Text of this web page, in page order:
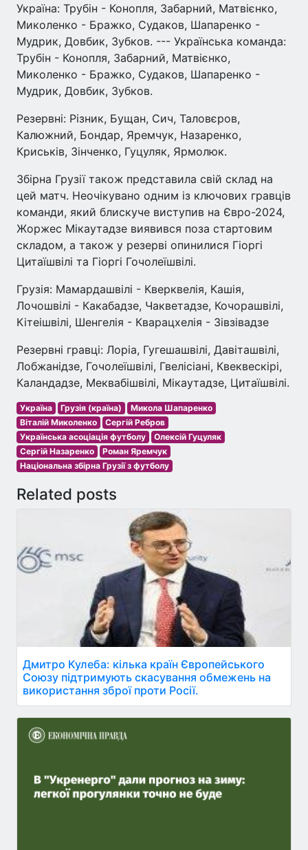
Україна: Трубін - Конопля, Забарний, Матвієнко,
Миколенко - Бражко, Судаков, Шапаренко -
Мудрик, Довбик, Зубков. --- Українська команда:
Трубін - Конопля, Забарний, Матвієнко,
Миколенко - Бражко, Судаков, Шапаренко -
Мудрик, Довбик, Зубков.
Резервні: Різник, Бущан, Сич, Таловєров,
Калюжний, Бондар, Яремчук, Назаренко,
Криськів, Зінченко, Гуцуляк, Ярмолюк.
Збірна Грузії також представила свій склад на
цей матч. Неочікувано одним із ключових гравців
команди, який блискуче виступив на Євро-2024,
Жоржес Мікаутадзе виявився поза стартовим
складом, а також у резерві опинилися Гіоргі
Цитаїшвілі та Гіоргі Гочолеїшвілі.
Грузія: Мамардашвілі - Кверквелія, Кашія,
Лочошвілі - Какабадзе, Чакветадзе, Кочорашвілі,
Кітеішвілі, Шенгелія - Кварацхелія - Зівзівадзе
Резервні гравці: Лоріа, Гугешашвілі, Давіташвілі,
Лобжанідзе, Гочолеїшвілі, Гвелісіані, Квеквескірі,
Каландадзе, Меквабішвілі, Мікаутадзе, Цитаїшвілі.
Україна Грузія (країна)
Микола Шапаренко
Віталій Миколенко
Сергій Ребров
Українська асоціація футболу
Олексій Гуцуляк
Сергій Назаренко
Роман Яремчук
Національна збірна Грузії з футболу
Related posts
Дмитро Кулеба: кілька країн Європейського
Союзу підтримують скасування обмежень на
використання зброї проти Росії.